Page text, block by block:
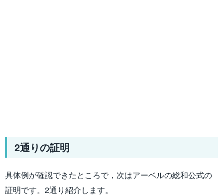
2通りの証明
具体例が確認できたところで，次はアーベルの総和公式の
証明です。2通り紹介します。